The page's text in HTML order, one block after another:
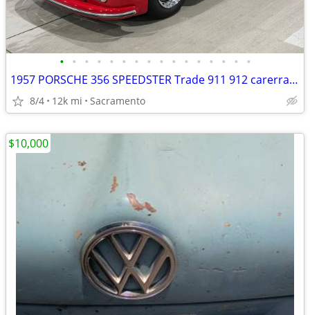
• • • • • • • • • • • • • • • •
1957 PORSCHE 356 SPEEDSTER Trade 911 912 carerra ferrari bmw ac cobra
8/4 12k mi Sacramento
$10,000